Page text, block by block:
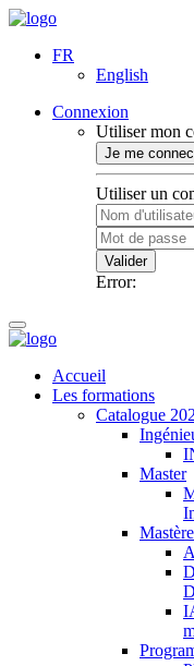
FR
English
Connexion
Utiliser mon
Je me
Utiliser un
Valider
Error:
Accueil
Les formations
Catalogue
Master